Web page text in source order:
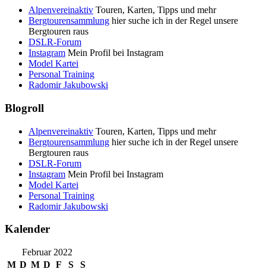
Alpenvereinaktiv Touren, Karten, Tipps und mehr
Bergtourensammlung hier suche ich in der Regel unsere
Bergtouren raus
DSLR-Forum
Instagram Mein Profil bei Instagram
Model Kartei
Personal Training
Radomir Jakubowski
Blogroll
Alpenvereinaktiv Touren, Karten, Tipps und mehr
Bergtourensammlung hier suche ich in der Regel unsere
Bergtouren raus
DSLR-Forum
Instagram Mein Profil bei Instagram
Model Kartei
Personal Training
Radomir Jakubowski
Kalender
Februar 2022
M D M D F S
S